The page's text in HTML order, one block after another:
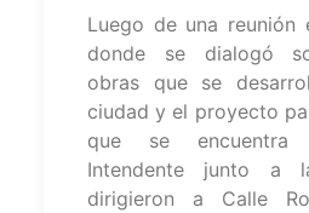
Luego de una reunión
donde se dialogó
obras que se
ciudad y el proyecto
que se encuentra
Intendente junto a
dirigieron a Calle